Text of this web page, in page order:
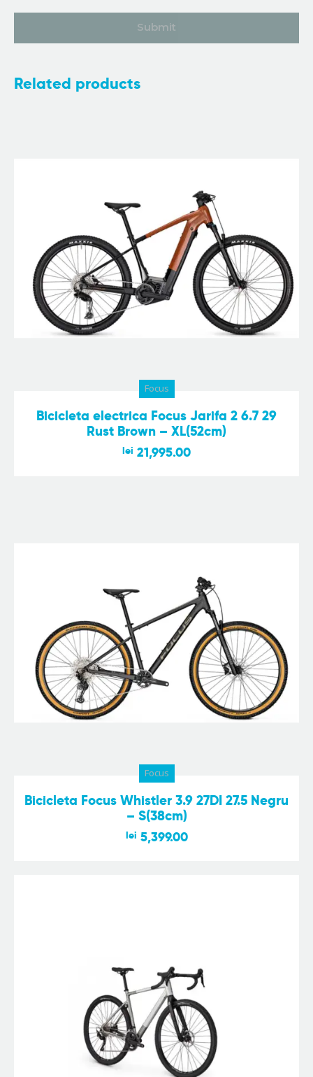
Related products
Focus
Bicicleta electrica Focus Jarifa 2 6.7 29
Rust Brown – XL(52cm)
lei 21,995.00
Focus
Bicicleta Focus Whistler 3.9 27DI 27.5 Negru
– S(38cm)
lei 5,399.00